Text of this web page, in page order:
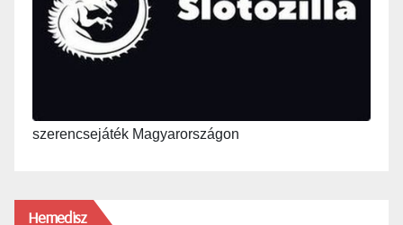
szerencsejáték Magyarországon
Hemedisz